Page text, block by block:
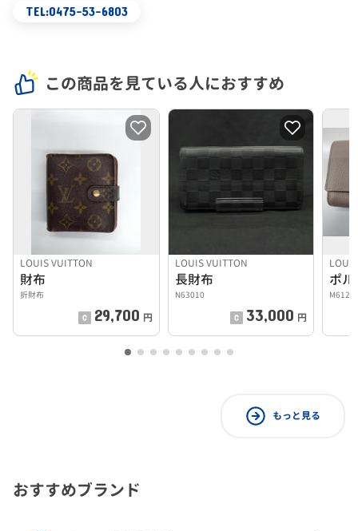
TEL:0475-53-6803
この商品を見ている人におすすめ
LOUIS VUITTON
財布
折財布
29,700 円
LOUIS VUITTON
長財布
N63010
33,000 円
もっと見る
おすすめブランド